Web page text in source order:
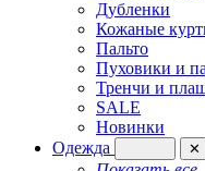
Дубленки
Кожаные
Пальто
Пуховики и
Тренчи и
SALE
Новинки
Одежда
✕